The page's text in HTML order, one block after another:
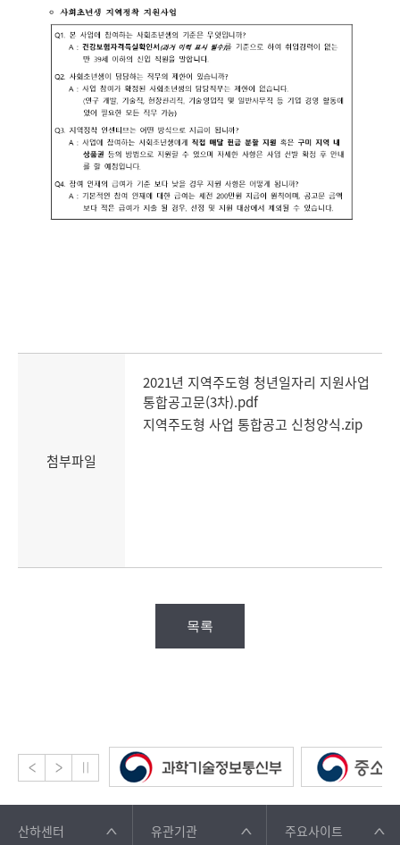
첨부파일
2021년 지역주도형 청년일자리 지원사업
통합공고문(3차).pdf
지역주도형 사업 통합공고 신청양식.zip
목록
산하센터 유관기관 주요사이트